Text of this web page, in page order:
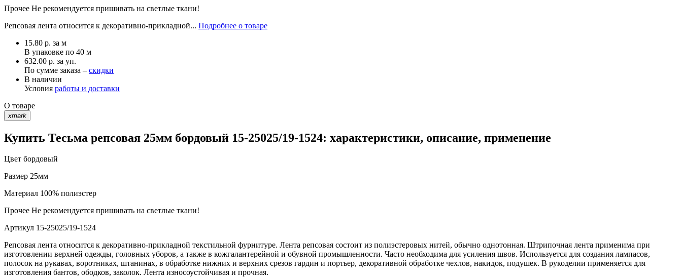
Прочее Не рекомендуется пришивать на светлые ткани!
Репсовая лента относится к декоративно-прикладной... Подробнее о товаре
15.80 р. за м
В упаковке по 40 м
632.00 р. за уп.
По сумме заказа – скидки
В наличии
Условия работы и доставки
О товаре
xmark
Купить Тесьма репсовая 25мм бордовый 15-25025/19-1524: характеристики, описание, применение
Цвет бордовый
Размер 25мм
Материал 100% полиэстер
Прочее Не рекомендуется пришивать на светлые ткани!
Артикул 15-25025/19-1524
Репсовая лента относится к декоративно-прикладной текстильной фурнитуре. Лента репсовая состоит из полиэстеровых нитей, обычно однотонная. Штрипочная лента применима при
изготовлении верхней одежды, головных уборов, а также в кожгалантерейной и обувной промышленности. Часто необходима для усиления швов. Используется для создания лампасов,
полосок на рукавах, воротниках, штанинах, в обработке нижних и верхних срезов гардин и портьер, декоративной обработке чехлов, накидок, подушек. В рукоделии применяется для
изготовления бантов, ободков, заколок. Лента износоустойчивая и прочная.